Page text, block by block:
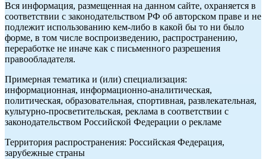
Вся информация, размещенная на данном сайте, охраняется в
соответствии с законодательством РФ об авторском праве и не
подлежит использованию кем-либо в какой бы то ни было
форме, в том числе воспроизведению, распространению,
переработке не иначе как с письменного разрешения
правообладателя.
Примерная тематика и (или) специализация:
информационная, информационно-аналитическая,
политическая, образовательная, спортивная, развлекательная,
культурно-просветительская, реклама в соответствии с
законодательством Российской Федерации о рекламе
Территория распространения: Российская Федерация,
зарубежные страны